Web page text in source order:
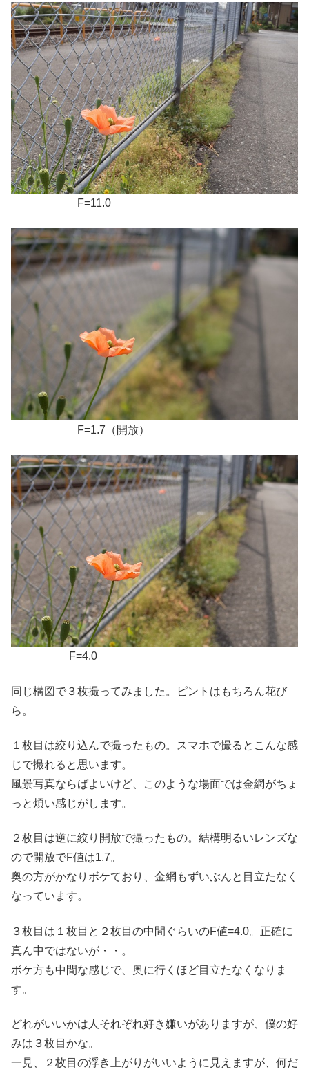
F=11.0
F=1.7（開放）
F=4.0
同じ構図で３枚撮ってみました。ピントはもちろん花び
ら。
１枚目は絞り込んで撮ったもの。スマホで撮るとこんな感
じで撮れると思います。
風景写真ならばよいけど、このような場面では金網がちょ
っと煩い感じがします。
２枚目は逆に絞り開放で撮ったもの。結構明るいレンズな
ので開放でF値は1.7。
奥の方がかなりボケており、金網もずいぶんと目立たなく
なっています。
３枚目は１枚目と２枚目の中間ぐらいのF値=4.0。正確に
真ん中ではないが・・。
ボケ方も中間な感じで、奥に行くほど目立たなくなりま
す。
どれがいいかは人それぞれ好き嫌いがありますが、僕の好
みは３枚目かな。
一見、２枚目の浮き上がりがいいように見えますが、何だ